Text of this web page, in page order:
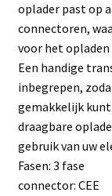
oplader past op
connectoren,
voor het opladen
Een handige
inbegrepen,
gemakkelijk kunt
draagbare
gebruik van uw
Fasen: 3 fase
connector: CEE